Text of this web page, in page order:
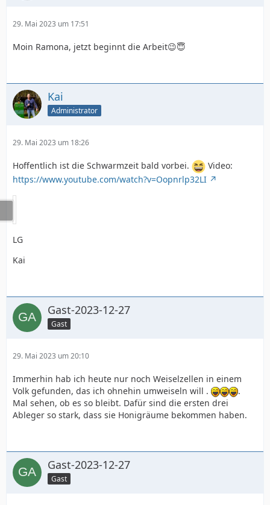
29. Mai 2023 um 17:51
Moin Ramona, jetzt beginnt die Arbeit😉😇
Kai
Administrator
29. Mai 2023 um 18:26
Hoffentlich ist die Schwarmzeit bald vorbei.
Video:
https://www.youtube.com/watch?v=Oopnrlp32LI
LG
Kai
Gast-2023-12-27
Gast
29. Mai 2023 um 20:10
Immerhin hab ich heute nur noch Weiselzellen in einem
Volk gefunden, das ich ohnehin umweiseln will .
.
Mal sehen, ob es so bleibt. Dafür sind die ersten drei
Ableger so stark, dass sie Honigräume bekommen haben.
Gast-2023-12-27
Gast